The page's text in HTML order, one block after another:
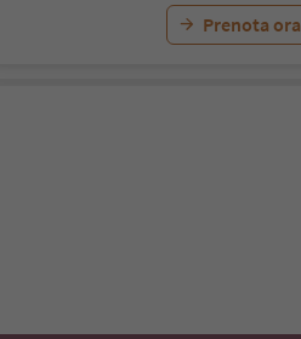
Prenota ora